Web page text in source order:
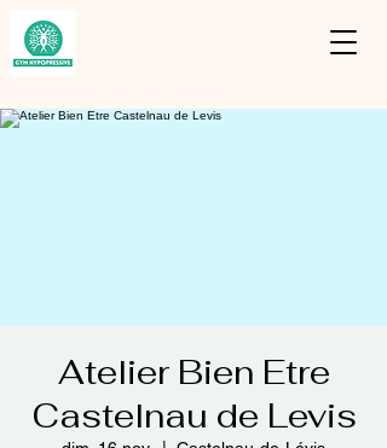
Atelier Bien Etre
Castelnau de Levis